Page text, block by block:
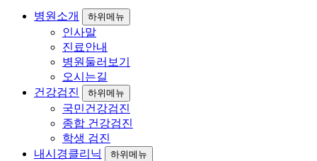
병원소개 하위메뉴
인사말
진료안내
병원둘러보기
오시는길
건강검진
하위메뉴
국민건강검진
종합 건강검진
학생 검진
내시경클리닉
하위메뉴